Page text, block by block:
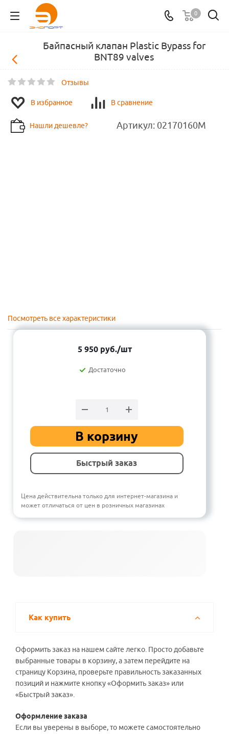
0
Байпасный клапан Plastic Bypass for
BNT89 valves
Отзывы
В избранное В сравнение
Нашли дешевле? Артикул: 02170160M
Посмотреть все характеристики
5 950руб./шт
Достаточно
В корзину
Быстрый заказ
Цена действительна только для интернет-магазина и
может отличаться от цен в розничных магазинах
Как купить
Оформить заказ на нашем сайте легко. Просто добавьте
выбранные товары в корзину, а затем перейдите на
страницу Корзина, проверьте правильность заказанных
позиций и нажмите кнопку «Оформить заказ» или
«Быстрый заказ».
Оформление заказа
Если вы уверены в выборе, то можете самостоятельно